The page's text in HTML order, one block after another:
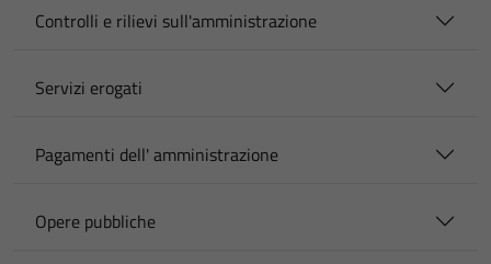
Controlli e rilievi sull'amministrazione
Servizi erogati
Pagamenti dell' amministrazione
Opere pubbliche